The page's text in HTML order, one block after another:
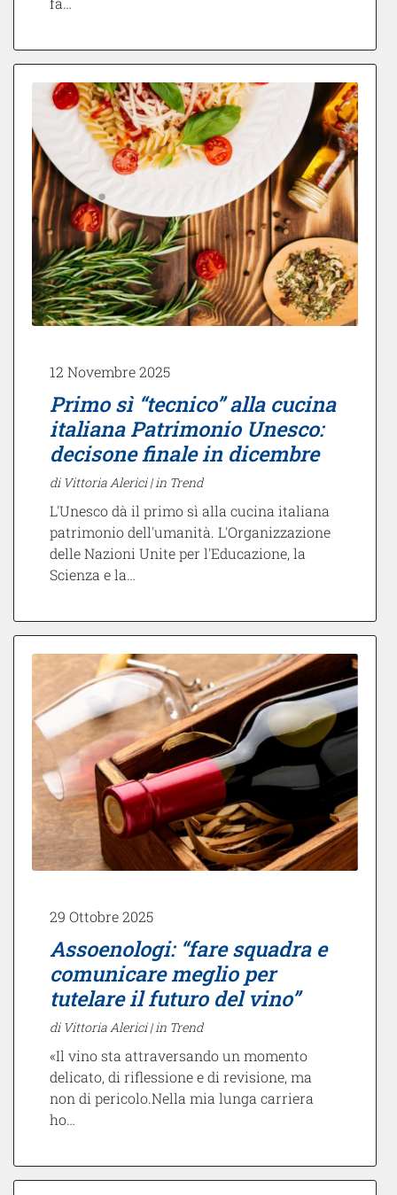
12 Novembre 2025
Primo sì “tecnico” alla cucina
italiana Patrimonio Unesco:
decisone finale in dicembre
di Vittoria Alerici |in Trend
L'Unesco dà il primo sì alla cucina italiana
patrimonio dell'umanità. L'Organizzazione
delle Nazioni Unite per l'Educazione, la
Scienza e la…
29 Ottobre 2025
Assoenologi: “fare squadra e
comunicare meglio per
tutelare il futuro del vino”
di Vittoria Alerici |in Trend
«Il vino sta attraversando un momento
delicato, di riflessione e di revisione, ma
non di pericolo.Nella mia lunga carriera
ho…